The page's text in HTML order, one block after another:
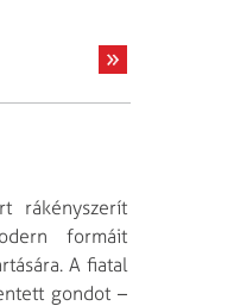
rákényszerít
formáit
A fiatal
gondot –